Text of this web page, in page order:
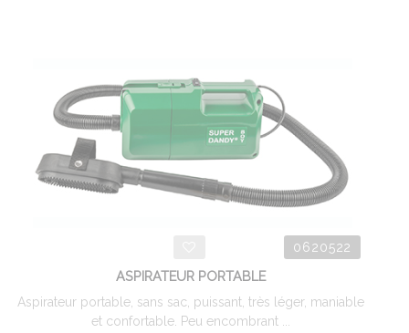
0620522
ASPIRATEUR PORTABLE
Aspirateur portable, sans sac, puissant, très léger, maniable
et confortable. Peu encombrant ...